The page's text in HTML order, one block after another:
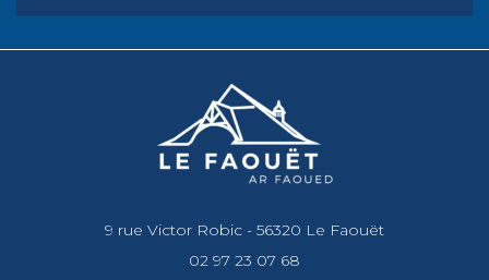
9 rue Victor Robic - 56320 Le Faouët
02 97 23 07 68